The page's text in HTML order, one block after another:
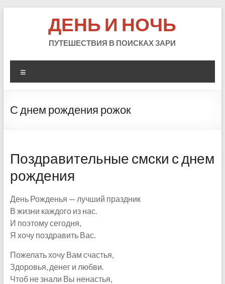
ДЕНЬ И НОЧЬ
ПУТЕШЕСТВИЯ В ПОИСКАХ ЗАРИ
С днем рождения рожок
Поздравительные смски с днем
рождения
День Рожденья — лучший праздник
В жизни каждого из нас.
И поэтому сегодня,
Я хочу поздравить Вас.
Пожелать хочу Вам счастья,
Здоровья, денег и любви.
Чтоб не знали Вы ненастья,